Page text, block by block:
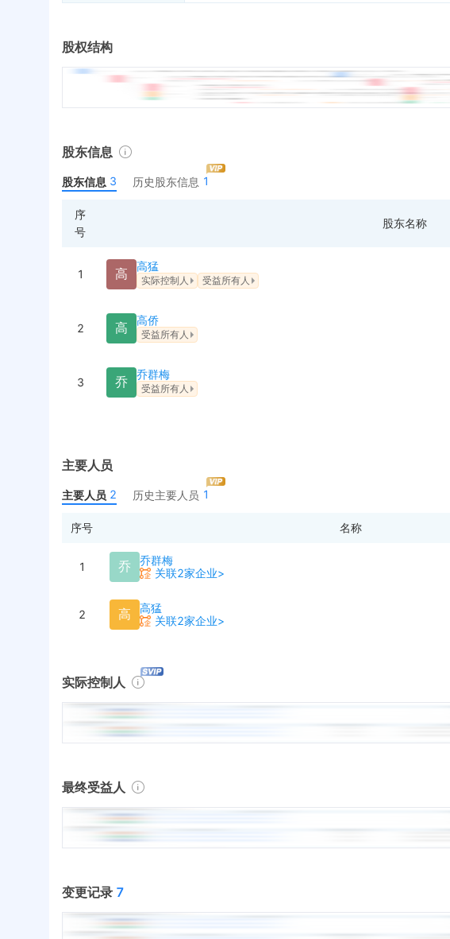
股权结构
股东信息
股东信息 3 历史股东信息 1
序
号
股东名称
1 高
高猛
实际控制人 受益所有人
2 高
高侨
受益所有人
3 乔
乔群梅
受益所有人
主要人员
主要人员 2 历史主要人员 1
序号 名称
1 乔
乔群梅
关联2家企业>
2 高
高猛
关联2家企业>
实际控制人
最终受益人
变更记录 7